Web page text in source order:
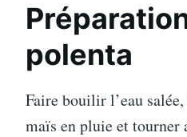
polenta
Faire bouilir l’eau
maïs en pluie et tourner